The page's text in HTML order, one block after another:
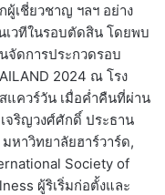
เชี่ยวชาญ ฯลฯ อย่าง
เวทีในรอบตัดสิน โดยพบ
จัดการประกวดรอบ
2024 ณ โรง
แควร์วัน เมื่อค่ำคืนที่ผ่าน
จริญวงศ์ศักดิ์ ประธาน
หาวิทยาลัยฮาร์วาร์ด,
Society of
ผู้ริเริ่มก่อตั้งและ